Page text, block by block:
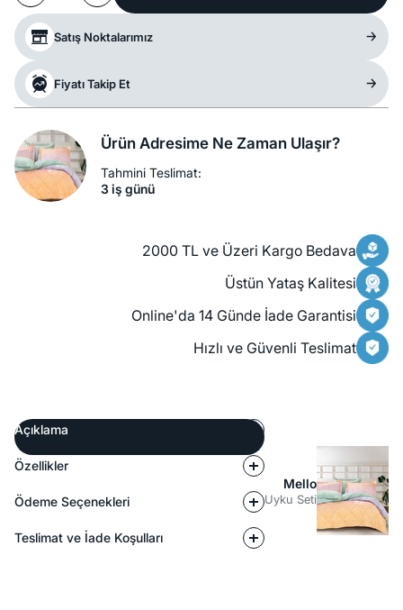
Satış Noktalarımız
Fiyatı Takip Et
Ürün Adresime Ne Zaman Ulaşır?
Tahmini Teslimat:
3 iş günü
2000 TL ve Üzeri Kargo Bedava
Üstün Yataş Kalitesi
Online'da 14 Günde İade Garantisi
Hızlı ve Güvenli Teslimat
Açıklama
Özellikler
Ödeme Seçenekleri
Teslimat ve İade Koşulları
Mello
Uyku Seti